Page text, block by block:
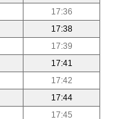
17:36
17:38
17:39
17:41
17:42
17:44
17:45